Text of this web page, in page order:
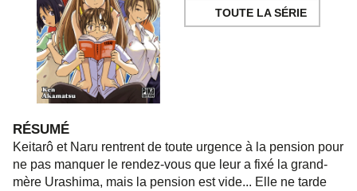
TOUTE LA SÉRIE
RÉSUMÉ
Keitarô et Naru rentrent de toute urgence à la pension pour
ne pas manquer le rendez-vous que leur a fixé la grand-
mère Urashima, mais la pension est vide... Elle ne tarde